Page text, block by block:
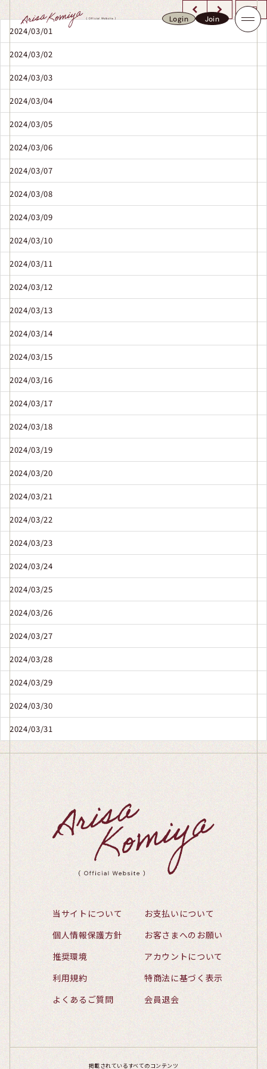
Login
Join
今月
2024/03/01
2024/03/02
2024/03/03
2024/03/04
2024/03/05
2024/03/06
2024/03/07
2024/03/08
2024/03/09
2024/03/10
2024/03/11
2024/03/12
2024/03/13
2024/03/14
2024/03/15
2024/03/16
2024/03/17
2024/03/18
2024/03/19
2024/03/20
2024/03/21
2024/03/22
2024/03/23
2024/03/24
2024/03/25
2024/03/26
2024/03/27
2024/03/28
2024/03/29
2024/03/30
2024/03/31
当サイトについて
お支払いについて
個人情報保護方針
お客さまへのお願い
推奨環境
アカウントについて
利用規約
特商法に基づく表示
よくあるご質問
会員退会
掲載されているすべてのコンテンツ